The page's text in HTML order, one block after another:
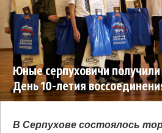
Юные серпуховичи
День 10-летия
В Серпухове состоялось